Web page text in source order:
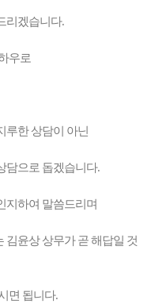
리겠습니다.
우로
루한 상담이 아닌
담으로 돕겠습니다.
지하여 말씀드리며
김윤상 상무가 곧 해답일 것
면 됩니다.